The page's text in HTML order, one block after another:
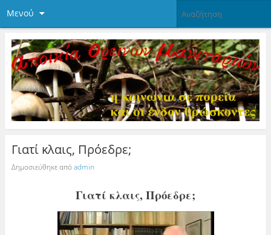
Μενού
Γιατί κλαις, Πρόεδρε;
Δημοσιεύθηκε απόadmin
Γιατί κλαις, Πρόεδρε;